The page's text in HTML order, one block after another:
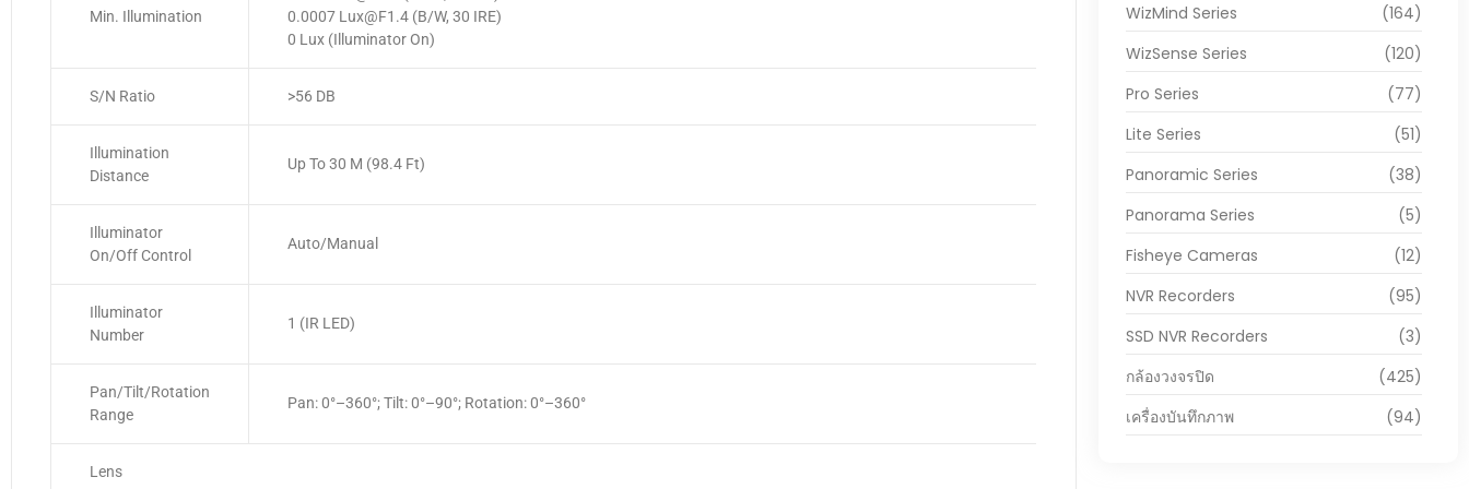
Min. Illumination
0.0007 Lux@F1.4 (B/W, 30 IRE)
0 Lux (Illuminator On)
S/N Ratio >56 DB
Illumination
Distance
Up To 30 M (98.4 Ft)
Illuminator
On/Off Control
Auto/Manual
Illuminator
Number
1 (IR LED)
Pan/Tilt/Rotation
Range
Pan: 0°–360°; Tilt: 0°–90°; Rotation: 0°–360°
Lens
WizMind Series
(164)
WizSense Series
(120)
Pro Series
(77)
Lite Series
(51)
Panoramic Series
(38)
Panorama Series
(5)
Fisheye Cameras
(12)
NVR Recorders
(95)
SSD NVR Recorders
(3)
กล้องวงจรปิด
(425)
เครื่องบันทึกภาพ
(94)